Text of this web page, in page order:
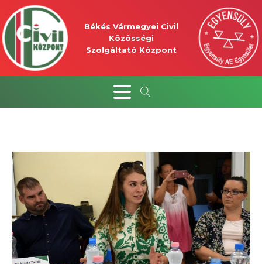
Békés Vármegyei Civil
Közösségi
Szolgáltató Központ